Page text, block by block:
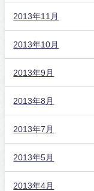
2013年11月
2013年10月
2013年9月
2013年8月
2013年7月
2013年5月
2013年4月